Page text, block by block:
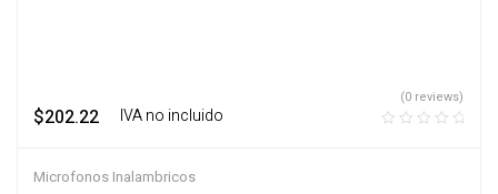
$202.22 ‎ ‎ ‎ IVA no incluido
(0 reviews)
Microfonos Inalambricos